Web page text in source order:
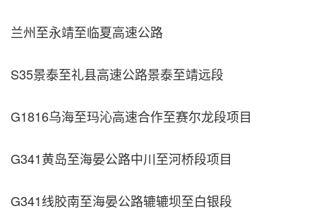
兰州至永靖至临夏高速公路
S35景泰至礼县高速公路景泰至靖远段
G1816乌海至玛沁高速合作至赛尔龙段项目
G341黄岛至海晏公路中川至河桥段项目
G341线胶南至海晏公路辘辘坝至白银段